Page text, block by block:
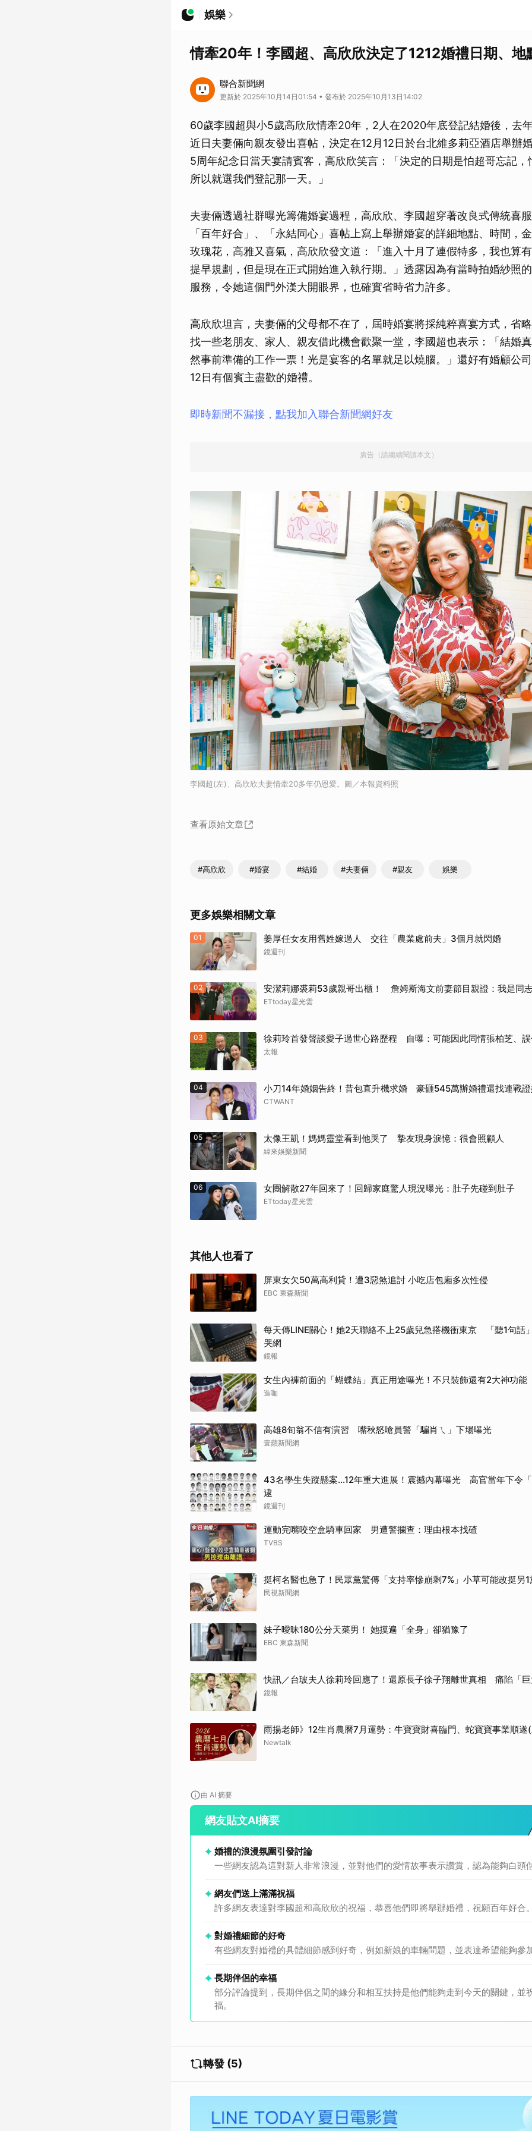
娛樂
情牽20年！李國超、高欣欣決定了1212婚禮日期、地
聯合新聞網
更新於 2025年10月14日01:54 • 發布於 2025年10月13日14:02
60歲李國超與小5歲高欣欣情牽20年，2人在2020年底登記結婚後，去
近日夫妻倆向親友發出喜帖，決定在12月12日於台北維多莉亞酒店舉辦
5周年紀念日當天宴請賓客，高欣欣笑言：「決定的日期是怕超哥忘記，
所以就選我們登記那一天。」
夫妻倆透過社群曝光籌備婚宴過程，高欣欣、李國超穿著改良式傳統喜
「百年好合」、「永結同心」喜帖上寫上舉辦婚宴的詳細地點、時間，
玫瑰花，高雅又喜氣，高欣欣發文道：「進入十月了連假特多，我也算
提早規劃，但是現在正式開始進入執行期。」透露因為有當時拍婚紗照
服務，令她這個門外漢大開眼界，也確實省時省力許多。
高欣欣坦言，夫妻倆的父母都不在了，屆時婚宴將採純粹喜宴方式，省
找一些老朋友、家人、親友借此機會歡聚一堂，李國超也表示：「結婚
然事前準備的工作一票！光是宴客的名單就足以燒腦。」還好有婚顧公
12日有個賓主盡歡的婚禮。
即時新聞不漏接，點我加入聯合新聞網好友
廣告（請繼續閱讀本文）
李國超(左)、高欣欣夫妻情牽20多年仍恩愛。圖／本報資料照
查看原始文章
#高欣欣 #婚宴 #結婚 #夫妻倆 #親友 娛樂
更多娛樂相關文章
01 姜厚任女友用舊姓嫁過人 交往「農業處前夫」3個月就閃婚
鏡週刊
02 安潔莉娜裘莉53歲親哥出櫃！ 詹姆斯海文前妻節目親證：我是同
ETtoday星光雲
03 徐莉玲首發聲談愛子過世心路歷程 自曝：可能因此同情張柏芝、
太報
04 小刀14年婚姻告終！昔包直升機求婚 豪砸545萬辦婚禮還找連戰
CTWANT
05 太像王凱！媽媽靈堂看到他哭了 摯友現身淚憶：很會照顧人
緯來娛樂新聞
06 女團解散27年回來了！回歸家庭驚人現況曝光：肚子先碰到肚子
ETtoday星光雲
其他人也看了
屏東女欠50萬高利貸！遭3惡煞追討 小吃店包廂多次性侵
EBC 東森新聞
每天傳LINE關心！她2天聯絡不上25歲兒急搭機衝東京 「聽1句話
哭網
鏡報
女生內褲前面的「蝴蝶結」真正用途曝光！不只裝飾還有2大神功能
造咖
高雄8旬翁不信有演習 嘴秋怒嗆員警「騙肖ㄟ」下場曝光
壹蘋新聞網
43名學生失蹤懸案...12年重大進展！震撼內幕曝光 高官當年下令
逮
鏡週刊
運動完嘴咬空盒騎車回家 男遭警攔查：理由根本找碴
TVBS
挺柯名醫也急了！民眾黨驚傳「支持率慘崩剩7%」小草可能改挺另1
民視新聞網
妹子曖昧180公分天菜男！ 她摸遍「全身」卻猶豫了
EBC 東森新聞
快訊／台玻夫人徐莉玲回應了！還原長子徐子翔離世真相 痛陷「
鏡報
雨揚老師》12生肖農曆7月運勢：牛寶寶財喜臨門、蛇寶寶事業順遂
Newtalk
由 AI 摘要
網友貼文AI摘要
婚禮的浪漫氛圍引發討論
一些網友認為這對新人非常浪漫，並對他們的愛情故事表示讚賞，認為能夠白頭
網友們送上滿滿祝福
許多網友表達對李國超和高欣欣的祝福，恭喜他們即將舉辦婚禮，祝願百年好合。
對婚禮細節的好奇
有些網友對婚禮的具體細節感到好奇，例如新娘的車輛問題，並表達希望能夠參
長期伴侶的幸福
部分評論提到，長期伴侶之間的緣分和相互扶持是他們能夠走到今天的關鍵，並
福。
轉發 (5)